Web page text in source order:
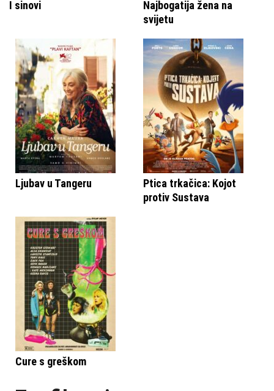
I sinovi
Najbogatija žena na
svijetu
Ljubav u Tangeru
Ptica trkačica: Kojot
protiv Sustava
Cure s greškom